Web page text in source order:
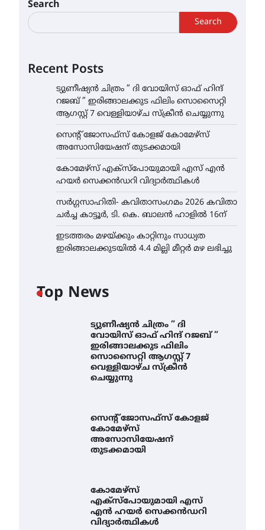
Search
Search
Recent Posts
ട്യുണീഷ്യൻ ചിത്രം ” ദി വോയിസ് ഓഫ് ഹിന്ദ്
റജബ് ” ഇരിങ്ങാലക്കുട ഫിലിം സൊസൈറ്റി
ആഗസ്റ്റ് 7 വെള്ളിയാഴ്ച സ്‌ക്രീൻ ചെയ്യുന്നു
സെന്റ് ജോസഫ്സ് കോളജ് കോമേഴ്‌സ്
അസോസിയേഷന് തുടക്കമായി
കോമേഴ്സ് എക്സ്പോയുമായി എസ് എൻ
ഹയർ സെക്കൻഡറി വിദ്യാർത്ഥികൾ
സർഗ്ഗസാഹിതി- കവിതാസംഗമം 2026 കവിതാ
ചർച്ച കാട്ടൂർ, ടി. കെ. ബാലൻ ഹാളിൽ 16ന്
ഇടത്തരം മഴയ്ക്കും കാറ്റിനും സാധ്യത
ഇരിങ്ങാലക്കുടയിൽ 4.4 മില്ലി മീറ്റർ മഴ ലഭിച്ചു
Top News
ട്യുണീഷ്യൻ ചിത്രം ” ദി
വോയിസ് ഓഫ് ഹിന്ദ് റജബ് ”
ഇരിങ്ങാലക്കുട ഫിലിം
സൊസൈറ്റി ആഗസ്റ്റ് 7
വെള്ളിയാഴ്ച സ്‌ക്രീൻ
ചെയ്യുന്നു
സെന്റ് ജോസഫ്സ് കോളജ്
കോമേഴ്‌സ്
അസോസിയേഷന്
തുടക്കമായി
കോമേഴ്സ്
എക്സ്പോയുമായി എസ്
എൻ ഹയർ സെക്കൻഡറി
വിദ്യാർത്ഥികൾ